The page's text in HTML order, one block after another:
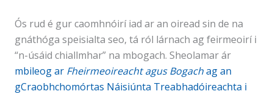
Ós rud é gur caomhnóirí iad ar an oiread sin de na
gnáthóga speisialta seo, tá ról lárnach ag feirmeoirí i
“n-úsáid chiallmhar” na mbogach. Sheolamar ár
mbileog ar Fheirmeoireacht agus Bogachag an
gCraobhchomórtas Náisiúnta Treabhadóireachta i